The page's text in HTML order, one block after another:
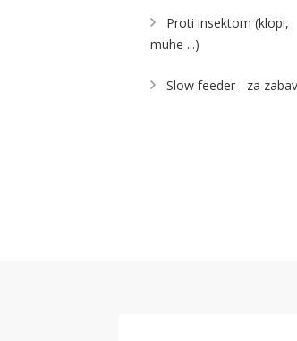
Proti insektom (klopi,
muhe ...)
Slow feeder - za